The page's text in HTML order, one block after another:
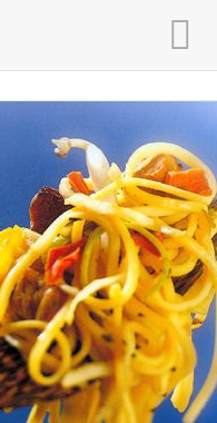
HOME
RECEPTEN
WEEKMENU'S
KOOKBOEKEN